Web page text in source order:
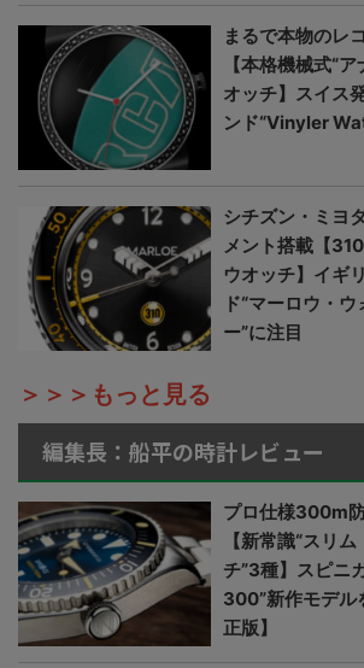
まるで本物のレ
【本格機械式“
オッチ】スイス
ンド“Vinyler
シチズン・ミヨ
メント搭載【
ウオッチ】イギ
ド“マーロウ・
ー”に注目
＞＞＞もっと見る
編集長：船平の時計レビュー
プロ仕様300m
【新常識“スリ
チ”3種】スピニ
300”新作モデル
正版】